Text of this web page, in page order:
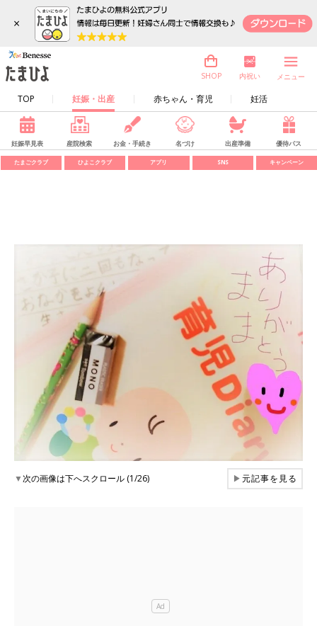
×
TOP 妊娠・出産 赤ちゃん・育児 妊活
SHOP 内祝い メニュー
妊娠早見表 産院検索 お金・手続き 名づけ 出産準備 優待パス
たまごクラブ ひよこクラブ アプリ SNS キャンペーン
▼次の画像は下へスクロール (1/26) ▶元記事を見る